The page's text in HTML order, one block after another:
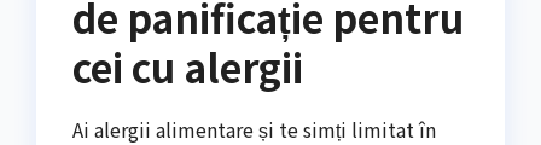
de panificație pentru
cei cu alergii
Ai alergii alimentare și te simți limitat în